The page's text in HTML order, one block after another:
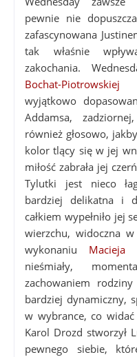
pewnie nie
zafascynowana
tak właśnie
zakochania.
Bochat-Piotrowskiej
wyjątkowo
Addamsa,
również głosowo,
kolor tlący się w jej
miłość zabrała jej
Tylutki jest nieco
bardziej delikatna i
całkiem wypełniło jej
wierzchu, widoczna
wykonaniu Macieja
nieśmiały,
zachowaniem
bardziej dynamiczny,
w wybrance, co
Karol Drozd stworzył
pewnego siebie,